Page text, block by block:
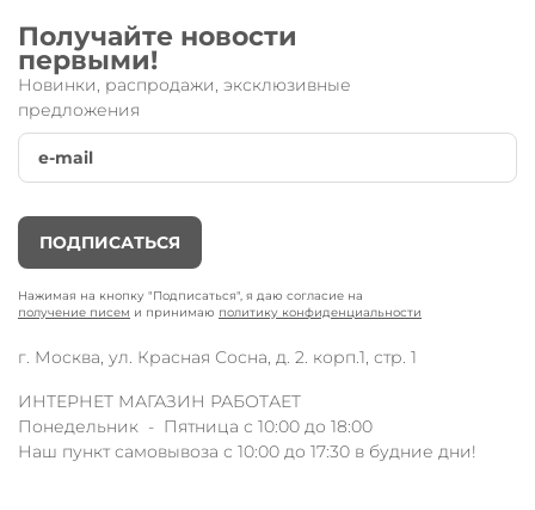
Двухколесный
полоски
известного швейцарского бренда
от 5 лет.
Micro Spriteразработан специально для тех, кто
хочет научиться кататься на самокате и получать
максимум удовольствия от поездки!
Короткая дека и низкий руль – обеспечивают
Технические параметры:
легкий вес (2,9 кг);
LED-колеса (переднее 120 мм /заднее 100
мм);
Получайте новости
первыми!
Новинки, распродажи, эксклюзивные
предложения
ПОДПИСАТЬСЯ
Нажимая на кнопку "Подписаться", я даю согласие на
получение писем и принимаю политику конфиденциальности
г. Москва, ул. Красная Сосна, д. 2. корп.1, стр. 1
ИНТЕРНЕТ МАГАЗИН РАБОТАЕТ
Понедельник - Пятница с 10:00 до 18:00
Наш пункт самовывоза с 10:00 до 17:30 в будние дни!